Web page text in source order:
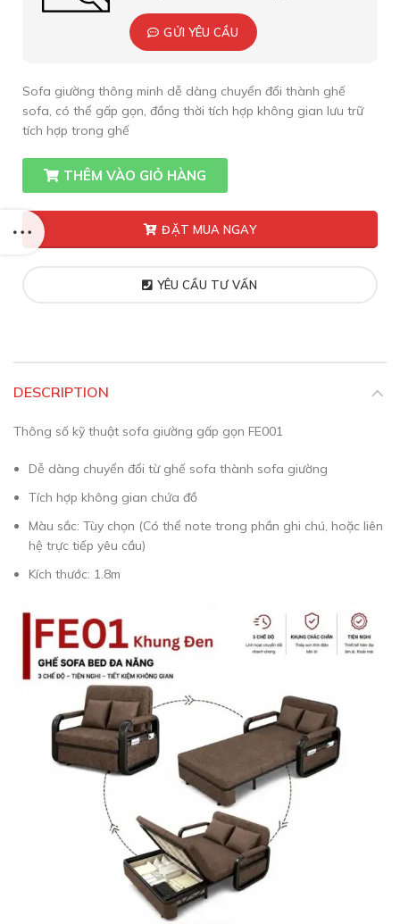
GỬI YÊU CẦU
Sofa giường thông minh dễ dàng chuyển đổi thành ghế
sofa, có thể gấp gọn, đồng thời tích hợp không gian lưu trữ
tích hợp trong ghế
THÊM VÀO GIỎ HÀNG
ĐẶT MUA NGAY
YÊU CẦU TƯ VẤN
DESCRIPTION
Thông số kỹ thuật sofa giường gấp gọn FE001
Dễ dàng chuyển đổi từ ghế sofa thành sofa giường
Tích hợp không gian chứa đồ
Màu sắc: Tùy chọn (Có thể note trong phần ghi chú, hoặc liên
hệ trực tiếp yêu cầu)
Kích thước: 1.8m